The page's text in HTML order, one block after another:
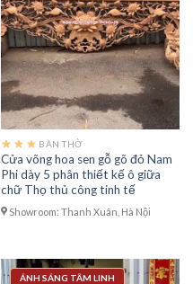
BÀN THỜ
Cửa võng hoa sen gỗ gõ đỏ Nam
Phi dày 5 phân thiết kế ô giữa
chữ Thọ thủ công tinh tế
Showroom: Thanh Xuân, Hà Nội
ÁNH SÁNG TÂM LINH